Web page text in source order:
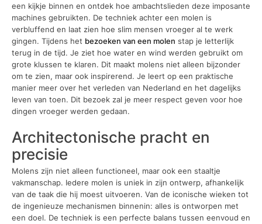
een kijkje binnen en ontdek hoe ambachtslieden deze imposante
machines gebruikten. De techniek achter een molen is
verbluffend en laat zien hoe slim mensen vroeger al te werk
gingen. Tijdens het bezoeken van een molen stap je letterlijk
terug in de tijd. Je ziet hoe water en wind werden gebruikt om
grote klussen te klaren. Dit maakt molens niet alleen bijzonder
om te zien, maar ook inspirerend. Je leert op een praktische
manier meer over het verleden van Nederland en het dagelijks
leven van toen. Dit bezoek zal je meer respect geven voor hoe
dingen vroeger werden gedaan.
Architectonische pracht en
precisie
Molens zijn niet alleen functioneel, maar ook een staaltje
vakmanschap. Iedere molen is uniek in zijn ontwerp, afhankelijk
van de taak die hij moest uitvoeren. Van de iconische wieken tot
de ingenieuze mechanismen binnenin: alles is ontworpen met
een doel. De techniek is een perfecte balans tussen eenvoud en